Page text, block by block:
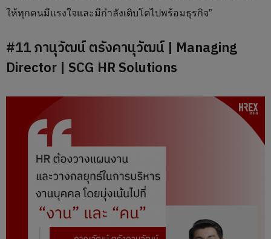
ให้ทุกคนมีแรงใจและมีกำลังเติบโตไปพร้อมธุรกิจ”
#11 ภานุวัฒน์ ตรังคานุวัฒน์ | Managing
Director | SCG HR Solutions